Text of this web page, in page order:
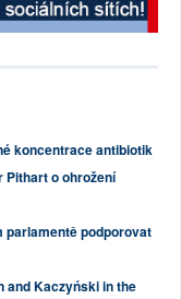
koncentrace antibiotik
Pithart o ohrožení
podporovat
and Kaczyński in the